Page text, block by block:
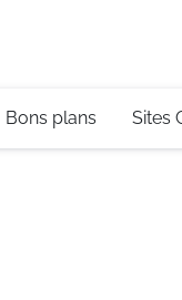
+33 (0)4
Bons plans Sites